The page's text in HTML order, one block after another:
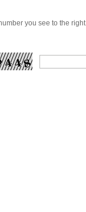
you see to the